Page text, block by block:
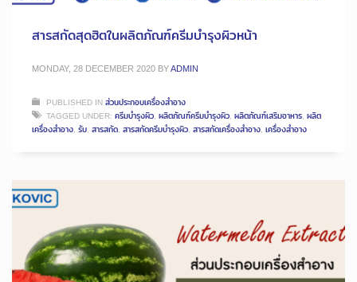
สารสกัดสุดฮิตในผลิตภัณฑ์ครีมบำรุงผิวหน้า
MONDAY, 28 DECEMBER 2020 BYADMIN
PUBLISHED INส่วนประกอบเครื่องสำอาง
TAGGED UNDER: ครีมบำรุงผิว, ผลิตภัณฑ์ครีมบำรุงผิว, ผลิตภัณฑ์เสริมอาหาร, ผลิต
เครื่องสำอาง, รับ, สารสกัด, สารสกัดครีมบำรุงผิว, สารสกัดเครื่องสำอาง, เครื่องสำอาง